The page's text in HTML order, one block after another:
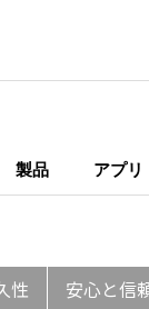
製品 アプリ
性 安心と信